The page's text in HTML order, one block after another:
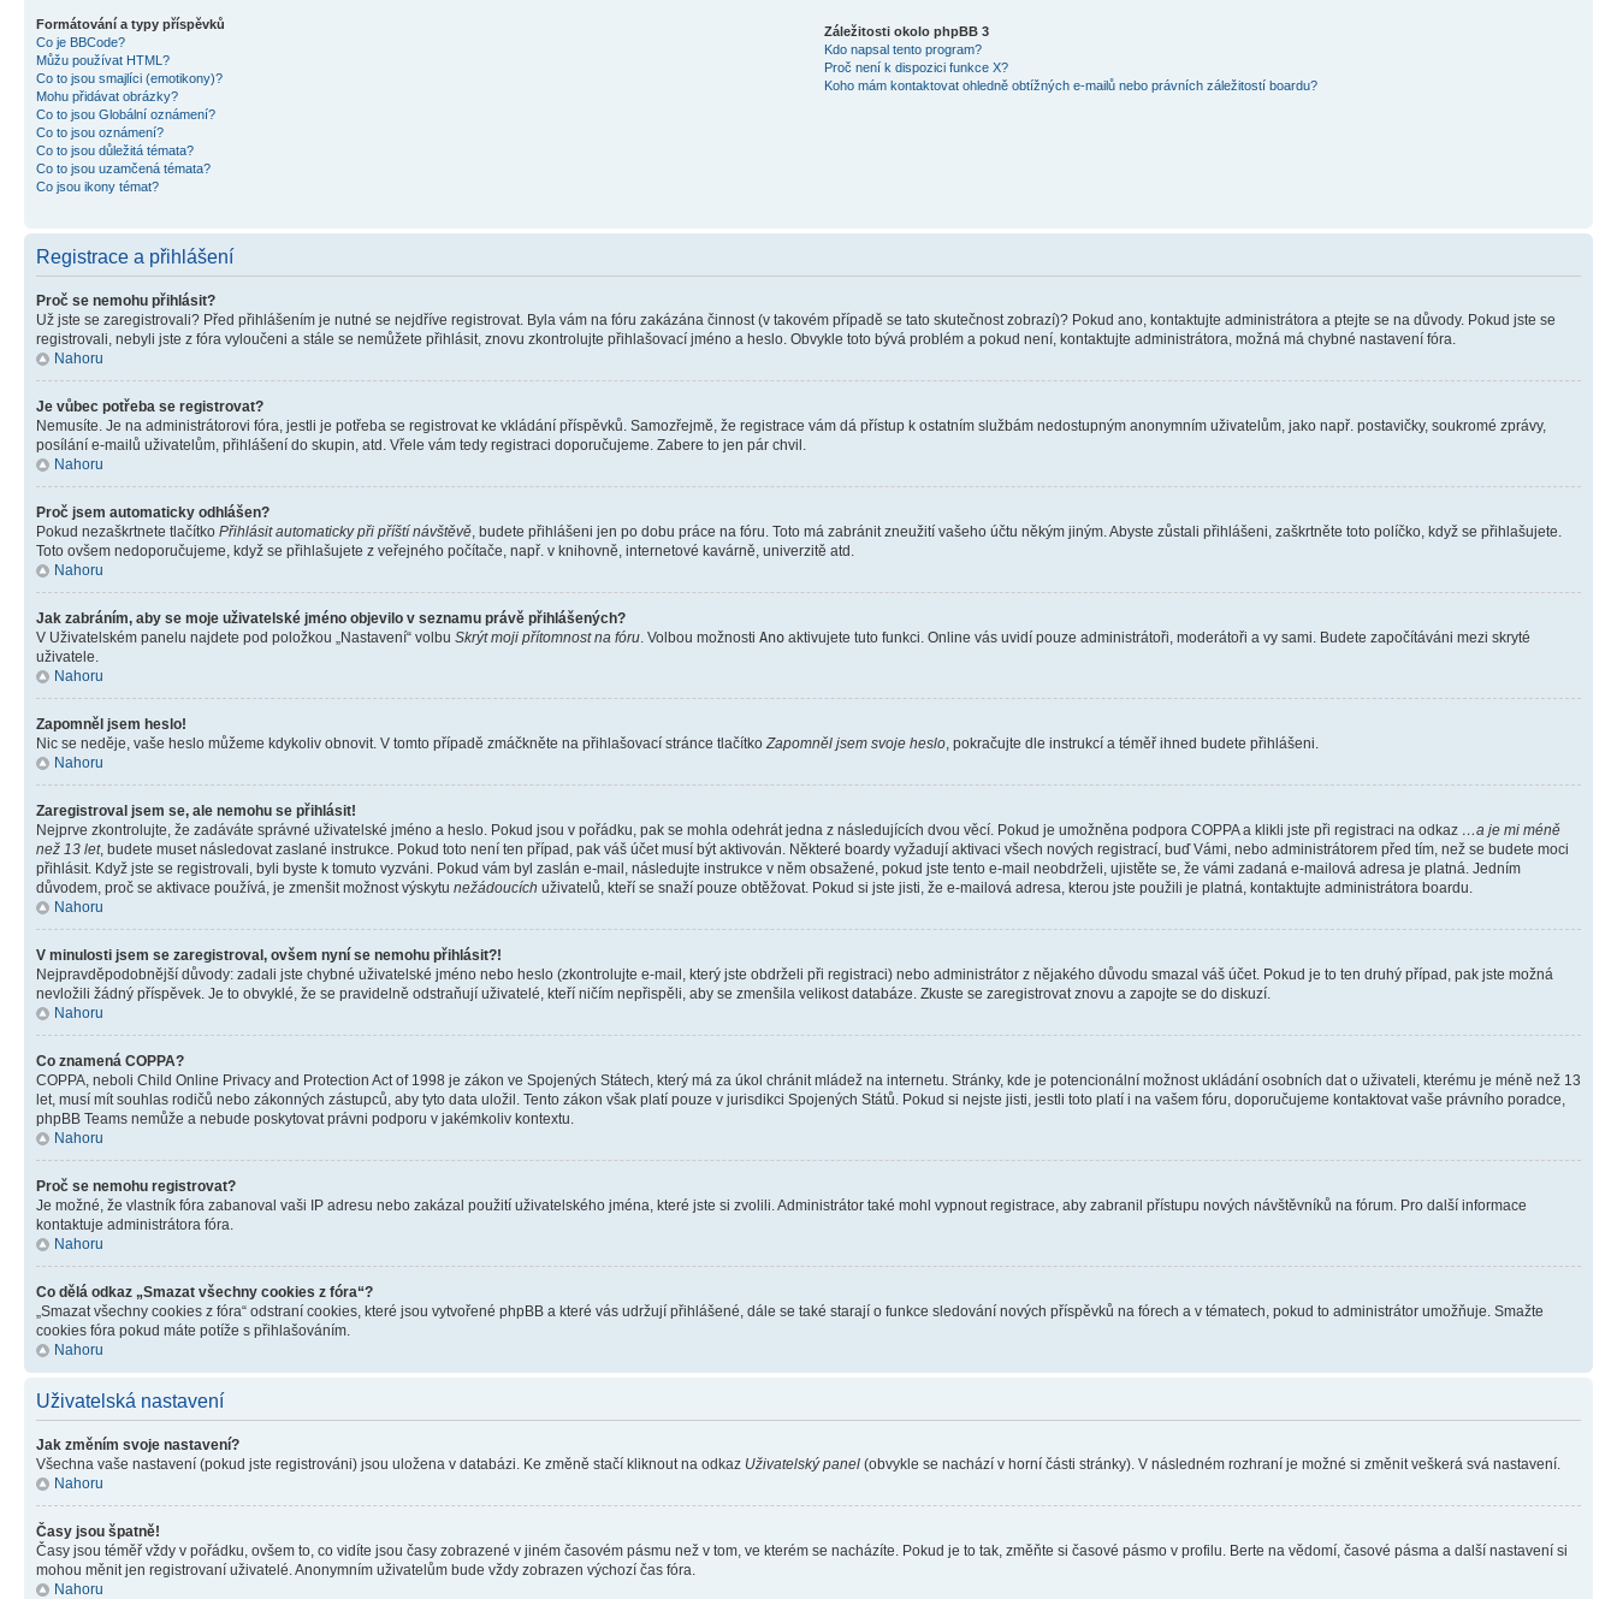
Formátování a typy příspěvků
Co je BBCode?
Můžu používat HTML?
Co to jsou smajlíci (emotikony)?
Mohu přidávat obrázky?
Co to jsou Globální oznámení?
Co to jsou oznámení?
Co to jsou důležitá témata?
Co to jsou uzamčená témata?
Co jsou ikony témat?
Záležitosti okolo phpBB 3
Kdo napsal tento program?
Proč není k dispozici funkce X?
Koho mám kontaktovat ohledně obtížných e-mailů nebo právních záležitostí boardu?
Registrace a přihlášení
Proč se nemohu přihlásit?
Už jste se zaregistrovali? Před přihlášením je nutné se nejdříve registrovat. Byla vám na fóru zakázána činnost (v takovém případě se tato skutečnost zobrazí)? Pokud ano, kontaktujte administrátora a ptejte se na důvody. Pokud jste se
registrovali, nebyli jste z fóra vyloučeni a stále se nemůžete přihlásit, znovu zkontrolujte přihlašovací jméno a heslo. Obvykle toto bývá problém a pokud není, kontaktujte administrátora, možná má chybné nastavení fóra.
Nahoru
Je vůbec potřeba se registrovat?
Nemusíte. Je na administrátorovi fóra, jestli je potřeba se registrovat ke vkládání příspěvků. Samozřejmě, že registrace vám dá přístup k ostatním službám nedostupným anonymním uživatelům, jako např. postavičky, soukromé zprávy,
posílání e-mailů uživatelům, přihlášení do skupin, atd. Vřele vám tedy registraci doporučujeme. Zabere to jen pár chvil.
Nahoru
Proč jsem automaticky odhlášen?
Pokud nezaškrtnete tlačítko Přihlásit automaticky při příští návštěvě, budete přihlášeni jen po dobu práce na fóru. Toto má zabránit zneužití vašeho účtu někým jiným. Abyste zůstali přihlášeni, zaškrtněte toto políčko, když se přihlašujete.
Toto ovšem nedoporučujeme, když se přihlašujete z veřejného počítače, např. v knihovně, internetové kavárně, univerzitě atd.
Nahoru
Jak zabráním, aby se moje uživatelské jméno objevilo v seznamu právě přihlášených?
V Uživatelském panelu najdete pod položkou „Nastavení“ volbu Skrýt moji přítomnost na fóru. Volbou možnosti Ano aktivujete tuto funkci. Online vás uvidí pouze administrátoři, moderátoři a vy sami. Budete započítáváni mezi skryté
uživatele.
Nahoru
Zapomněl jsem heslo!
Nic se neděje, vaše heslo můžeme kdykoliv obnovit. V tomto případě zmáčkněte na přihlašovací stránce tlačítkoZapomněl jsem svoje heslo, pokračujte dle instrukcí a téměř ihned budete přihlášeni.
Nahoru
Zaregistroval jsem se, ale nemohu se přihlásit!
Nejprve zkontrolujte, že zadáváte správné uživatelské jméno a heslo. Pokud jsou v pořádku, pak se mohla odehrát jedna z následujících dvou věcí. Pokud je umožněna podpora COPPA a klikli jste při registraci na odkaz …a je mi méně
než 13 let, budete muset následovat zaslané instrukce. Pokud toto není ten případ, pak váš účet musí být aktivován. Některé boardy vyžadují aktivaci všech nových registrací, buď Vámi, nebo administrátorem před tím, než se budete moci
přihlásit. Když jste se registrovali, byli byste k tomuto vyzváni. Pokud vám byl zaslán e-mail, následujte instrukce v něm obsažené, pokud jste tento e-mail neobdrželi, ujistěte se, že vámi zadaná e-mailová adresa je platná. Jedním
důvodem, proč se aktivace používá, je zmenšit možnost výskytu nežádoucích uživatelů, kteří se snaží pouze obtěžovat. Pokud si jste jisti, že e-mailová adresa, kterou jste použili je platná, kontaktujte administrátora boardu.
Nahoru
V minulosti jsem se zaregistroval, ovšem nyní se nemohu přihlásit?!
Nejpravděpodobnější důvody: zadali jste chybné uživatelské jméno nebo heslo (zkontrolujte e-mail, který jste obdrželi při registraci) nebo administrátor z nějakého důvodu smazal váš účet. Pokud je to ten druhý případ, pak jste možná
nevložili žádný příspěvek. Je to obvyklé, že se pravidelně odstraňují uživatelé, kteří ničím nepřispěli, aby se zmenšila velikost databáze. Zkuste se zaregistrovat znovu a zapojte se do diskuzí.
Nahoru
Co znamená COPPA?
COPPA, neboli Child Online Privacy and Protection Act of 1998 je zákon ve Spojených Státech, který má za úkol chránit mládež na internetu. Stránky, kde je potencionální možnost ukládání osobních dat o uživateli, kterému je méně než 13
let, musí mít souhlas rodičů nebo zákonných zástupců, aby tyto data uložil. Tento zákon však platí pouze v jurisdikci Spojených Států. Pokud si nejste jisti, jestli toto platí i na vašem fóru, doporučujeme kontaktovat vaše právního poradce,
phpBB Teams nemůže a nebude poskytovat právni podporu v jakémkoliv kontextu.
Nahoru
Proč se nemohu registrovat?
Je možné, že vlastník fóra zabanoval vaši IP adresu nebo zakázal použití uživatelského jména, které jste si zvolili. Administrátor také mohl vypnout registrace, aby zabranil přístupu nových návštěvníků na fórum. Pro další informace
kontaktuje administrátora fóra.
Nahoru
Co dělá odkaz „Smazat všechny cookies z fóra“?
„Smazat všechny cookies z fóra“ odstraní cookies, které jsou vytvořené phpBB a které vás udržují přihlášené, dále se také starají o funkce sledování nových příspěvků na fórech a v tématech, pokud to administrátor umožňuje. Smažte
cookies fóra pokud máte potíže s přihlašováním.
Nahoru
Uživatelská nastavení
Jak změním svoje nastavení?
Všechna vaše nastavení (pokud jste registrováni) jsou uložena v databázi. Ke změně stačí kliknout na odkaz Uživatelský panel (obvykle se nachází v horní části stránky). V následném rozhraní je možné si změnit veškerá svá nastavení.
Nahoru
Časy jsou špatně!
Časy jsou téměř vždy v pořádku, ovšem to, co vidíte jsou časy zobrazené v jiném časovém pásmu než v tom, ve kterém se nacházíte. Pokud je to tak, změňte si časové pásmo v profilu. Berte na vědomí, časové pásma a další nastavení si
mohou měnit jen registrovaní uživatelé. Anonymním uživatelům bude vždy zobrazen výchozí čas fóra.
Nahoru